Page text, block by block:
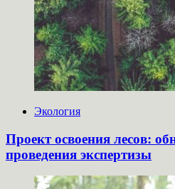
Экология
Проект освоения лесов:
проведения экспертизы